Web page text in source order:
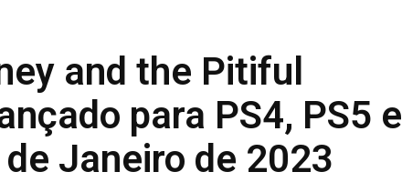
and the Pitiful
para PS4, PS5 e
Janeiro de 2023